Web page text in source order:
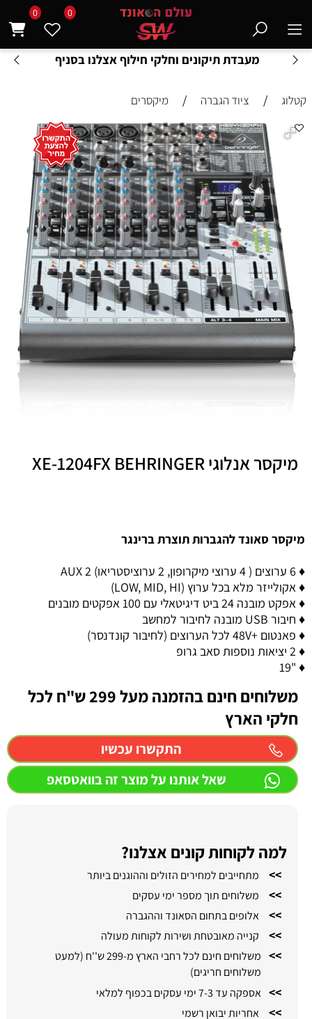
מעבדת תיקונים וחלקי חילוף אצלנו בסניף
0 0
קטלוג / ציוד הגברה / מיקסרים
מיקסר אנלוגי XE-1204FX BEHRINGER
מיקסר סאונד להגברות תוצרת ברינגר
♦ 6 ערוצים ( 4 ערוצי מיקרופון, 2 ערוציסטריאו) 2 AUX
♦ אקולייזר מלא בכל ערוץ (LOW, MID, HI)
♦ אפקט מובנה 24 ביט דיגיטאלי עם 100 אפקטים מובנים
♦ חיבור USB מובנה לחיבור למחשב
♦ פאנטום +48V לכל הערוצים (לחיבור קונדנסר)
♦ 2 יציאות נוספות סאב גרופ
♦ "19
משלוחים חינם בהזמנה מעל 299 ש"ח לכל
חלקי הארץ
התקשרו עכשיו
שאל אותנו על מוצר זה בוואטסאפ
למה לקוחות קונים אצלנו?
>> מתחייבים למחירים הזולים וההוגנים ביותר
>> משלוחים תוך מספר ימי עסקים
>> אלופים בתחום הסאונד וההגברה
>> קנייה מאובטחת ושירות לקוחות מעולה
>>
משלוחים חינם לכל רחבי הארץ מ-299 ש''ח (למעט
משלוחים חריגים)
>> אספקה עד 7-3 ימי עסקים בכפוף למלאי
>> אחריות יבואן רשמי